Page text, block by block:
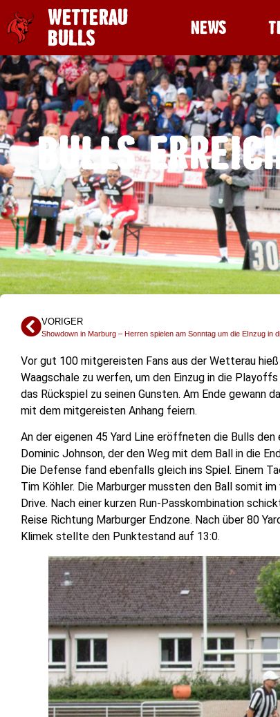
WETTERAU
BULLS NEWS
BULLS
VORIGER
Showdown in Marburg – Herren spielen am Sonntag um die EInzug in
Vor gut 100 mitgereisten Fans aus der Wetterau
Waagschale zu werfen, um den Einzug in die
das Rückspiel zu seinen Gunsten. Am Ende gewann
mit dem mitgereisten Anhang feiern.
An der eigenen 45 Yard Line eröffneten die Bulls
Dominic Johnson, der den Weg mit dem Ball in die
Die Defense fand ebenfalls gleich ins Spiel. Einem
Tim Köhler. Die Marburger mussten den Ball somit
Drive. Nach einer kurzen Run-Passkombination
Reise Richtung Marburger Endzone. Nach über 80
Klimek stellte den Punktestand auf 13:0.